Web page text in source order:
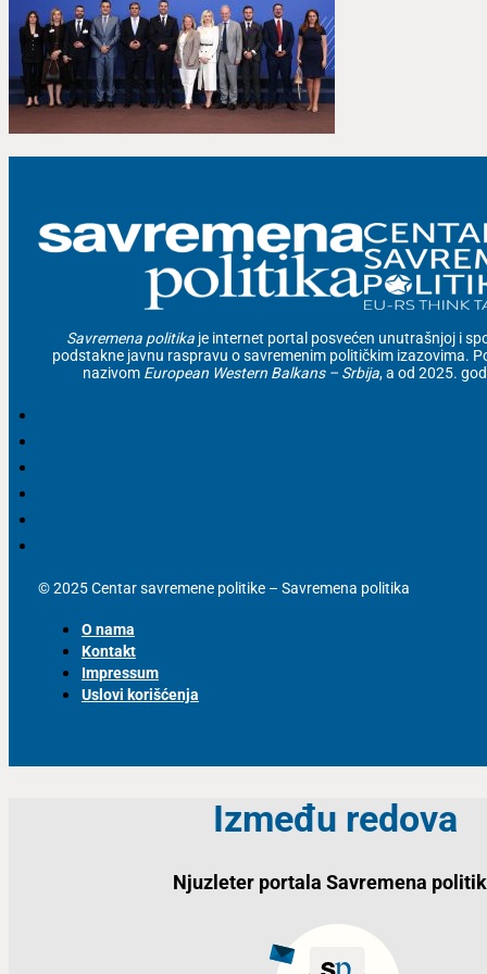
Savremena politika je internet portal posvećen unutrašnjoj i
podstakne javnu raspravu o savremenim političkim izazovima.
nazivom European Western Balkans – Srbija, a od 2025.
© 2025 Centar savremene politike – Savremena politika
O nama
Kontakt
Impressum
Uslovi korišćenja
Između redova
Njuzleter portala Savremena